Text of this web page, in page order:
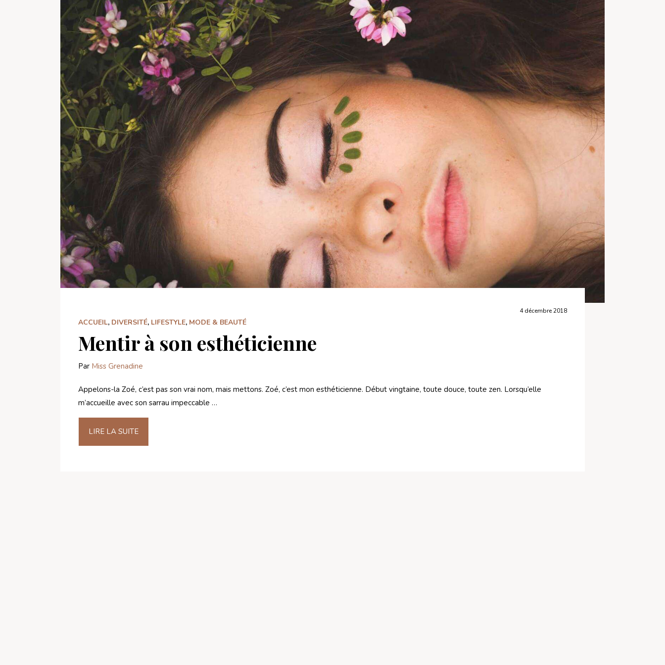
4 décembre 2018
ACCUEIL, DIVERSITÉ, LIFESTYLE, MODE & BEAUTÉ
Mentir à son esthéticienne
Par Miss Grenadine
Appelons-la Zoé, c’est pas son vrai nom, mais mettons. Zoé, c’est mon esthéticienne. Début vingtaine, toute douce, toute zen. Lorsqu’elle
m’accueille avec son sarrau impeccable …
LIRE LA SUITE